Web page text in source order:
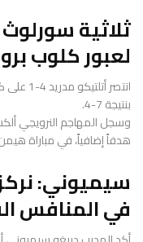
ثلاثية
لعبور كلوب
بنتيجة 7-4.
وسجل المهاجم النرويجي
هدفاً إضافياً، في مباراة
سيميوني:
في المنافس